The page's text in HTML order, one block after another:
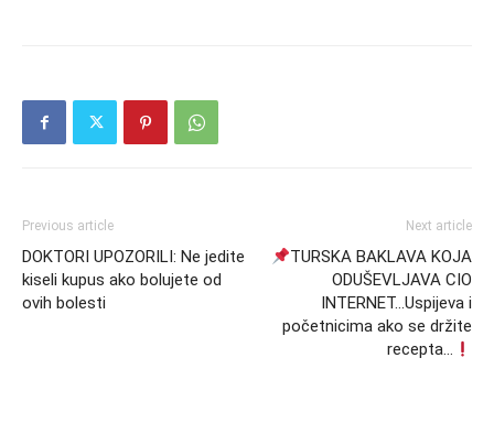
Previous article
DOKTORI UPOZORILI: Ne jedite
kiseli kupus ako bolujete od
ovih bolesti
Next article
TURSKA BAKLAVA KOJA
ODUŠEVLJAVA CIO
INTERNET…Uspijeva i
početnicima ako se držite
recepta…